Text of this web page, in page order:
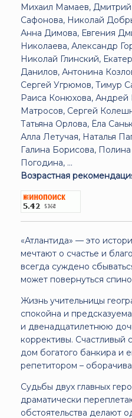
Михаил Мамаев, Дмитрий
Сафонова, Николай
Анна Димова, Евгения
Николаева, Александр
Николай Глинский,
Данилов, Антонина
Сергей Угрюмов, Тимур
Раиса Конюхова, Андрей
Матросов, Сергей
Татьяна Орлова, Ёла
Алла Летучая, Наталья
Галина Борисова,
Погодина, ...
Возрастная
«Атлантида» — это
мечтают о счастье и
всегда суждено
может повернуться
Жизнь учительницы
спокойна и
и двенадцатилетнюю
коррективы. Счастливый
дом богатого банкира и
репетитором –
Судьбы двух главных
драматически
обстоятельства делают